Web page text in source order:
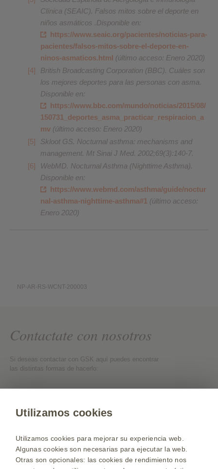
Clínica (SEAIC). Falsos mitos sobre el deporte en
niños asmáticos .Disponible en:
https://www.seaic.org/pacientes/noticias-para-
pacientes/falsos-mitos-sobre-el-deporte-en-
ninos-asmaticos.html (último acceso: Enero 2020)
British Broadcasting Corporation (BBC). Cuáles son
los mejores deportes para las personas con asma.
Disponible en:
https://www.bbc.com/mundo/noticias/2015/08/
150731_deportes_asma_practicar_respiracion_a
mv (último acceso: Enero 2020)
Skloot GS. Nocturnal asthma: mechanisms and
management. Mt Sinai J Med. 2002;69(3):140-7.
WebMD. Nocturnal Asthma (Nighttime Asthma).
Disponible en:
https://www.webmd.com/asthma/guide/noctur
nal-asthma-nighttime-asthma#1 (último acceso:
Enero 2020)
NP-AR-RS-WCNT-200003
Contactate con nosotros
Si deseas contactar con GSK aquí puedes encontrar
las distintas formas de hacerlo:
Selecciona un país
Mapa de la web
Utilizamos cookies
Utilizamos cookies para mejorar su experiencia web.
Algunas cookies son necesarias para ejecutar la web.
Otras son opcionales: las cookies de rendimiento nos